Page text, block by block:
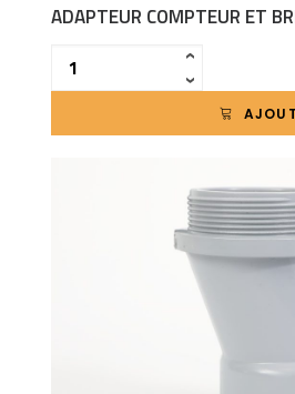
ADAPTEUR COMPTEUR ET
‹
›